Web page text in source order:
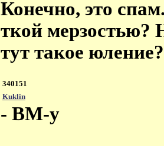
Конечно, это
ткой мерзостью?
тут такое
340151
Kuklin
- ВМ-у